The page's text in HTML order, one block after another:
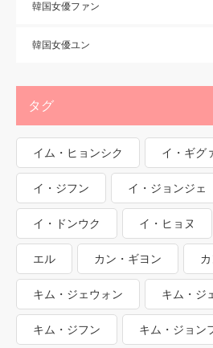
韓国女優ファン
韓国女優ユン
タグ
イム・ヒョンシク イ・ギグ
イ・ジフン イ・ジョンジェ
イ・ドンウク イ・ヒョヌ
エル カン・ギヨン
キム・ジェウォン キム・ジ
キム・ジフン キム・ジョン